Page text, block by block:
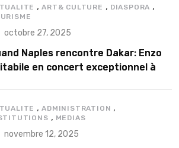
,ART& CULTURE , DIASPORA ,
octobre 27, 2025
Naples rencontre Dakar: Enzo
en concert exceptionnel à
,ADMINISTRATION ,
, MEDIAS
novembre 12, 2025